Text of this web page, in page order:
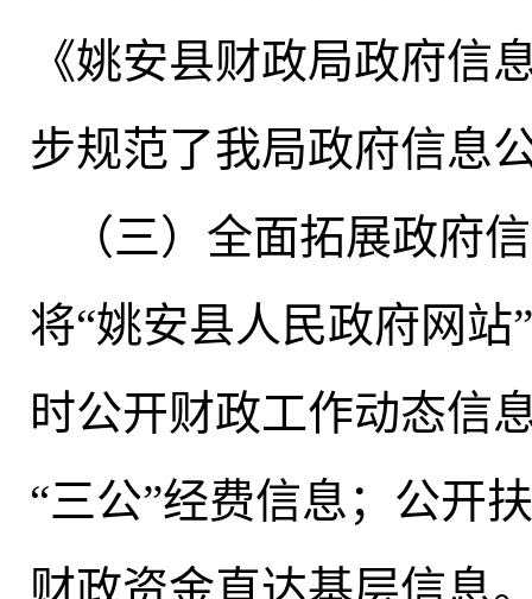
《姚安县财政局政府信
步规范了我局政府信息
（三）全面拓展政府
将“姚安县人民政府网
时公开财政工作动态信
“三公”经费信息；公开